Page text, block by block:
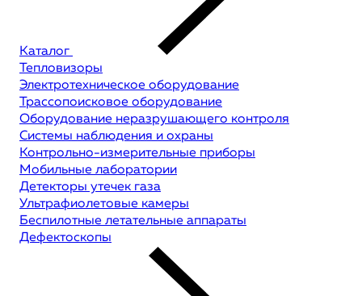
Каталог
Тепловизоры
Электротехническое оборудование
Трассопоисковое оборудование
Оборудование неразрушающего контроля
Системы наблюдения и охраны
Контрольно-измерительные приборы
Мобильные лаборатории
Детекторы утечек газа
Ультрафиолетовые камеры
Беспилотные летательные аппараты
Дефектоскопы